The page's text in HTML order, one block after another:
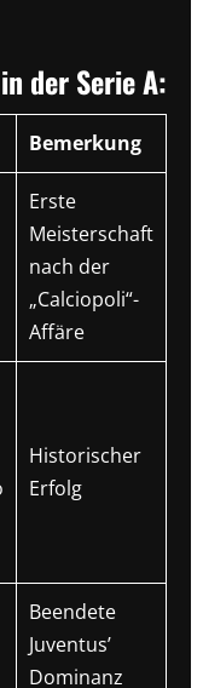
der Serie A:
Bemerkung
Erste
Meisterschaft
nach der
„Calciopoli“-
Affäre
Historischer
Erfolg
Beendete
Juventus’
Dominanz